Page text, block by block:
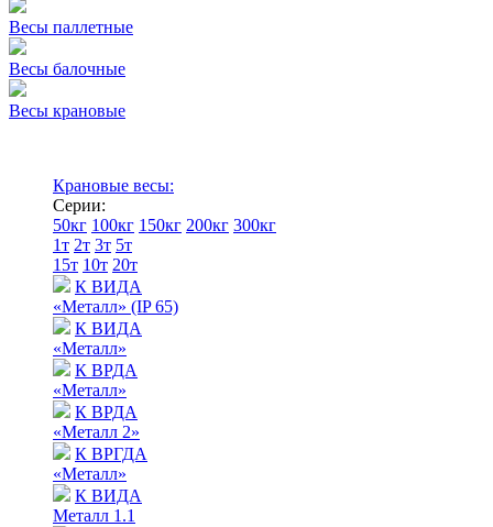
Весы паллетные
Весы балочные
Весы крановые
Крановые весы:
Серии:
50кг 100кг 150кг 200кг 300кг
1т 2т 3т 5т
15т 10т 20т
К ВИДА
«Металл» (IP 65)
К ВИДА
«Металл»
К ВРДА
«Металл»
К ВРДА
«Металл 2»
К ВРГДА
«Металл»
К ВИДА
Металл 1.1